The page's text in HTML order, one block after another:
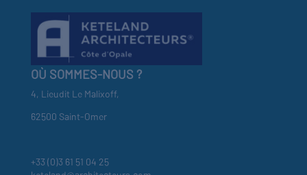
OÙ SOMMES-NOUS ?
4, Lieudit Le Malixoff,
62500 Saint-Omer
+33 (0)3 61 51 04 25